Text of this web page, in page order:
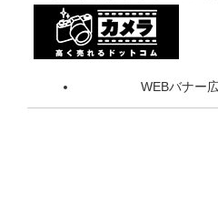
WEBバナー